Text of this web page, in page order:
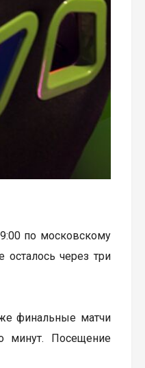
по московскому
через три
финальные матчи
минут. Посещение